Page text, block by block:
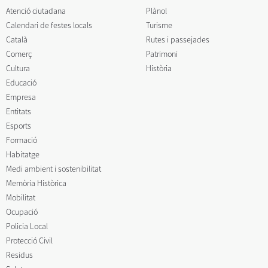
Atenció ciutadana
Calendari de festes locals
Català
Comerç
Cultura
Educació
Empresa
Entitats
Esports
Formació
Habitatge
Medi ambient i sostenibilitat
Memòria Històrica
Mobilitat
Ocupació
Policia Local
Protecció Civil
Residus
Plànol
Turisme
Rutes i passejades
Patrimoni
Història